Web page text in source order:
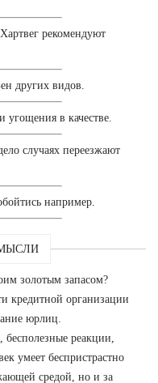
рекомендуют
других видов.
угощения в качестве.
случаях переезжают
например.
золотым запасом?
кредитной организации
юрлиц.
реакции,
умеет беспристрастно
средой, но и за